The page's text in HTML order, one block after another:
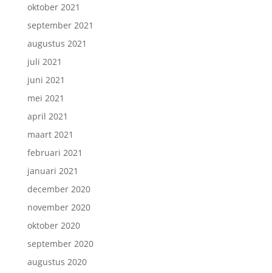
oktober 2021
september 2021
augustus 2021
juli 2021
juni 2021
mei 2021
april 2021
maart 2021
februari 2021
januari 2021
december 2020
november 2020
oktober 2020
september 2020
augustus 2020